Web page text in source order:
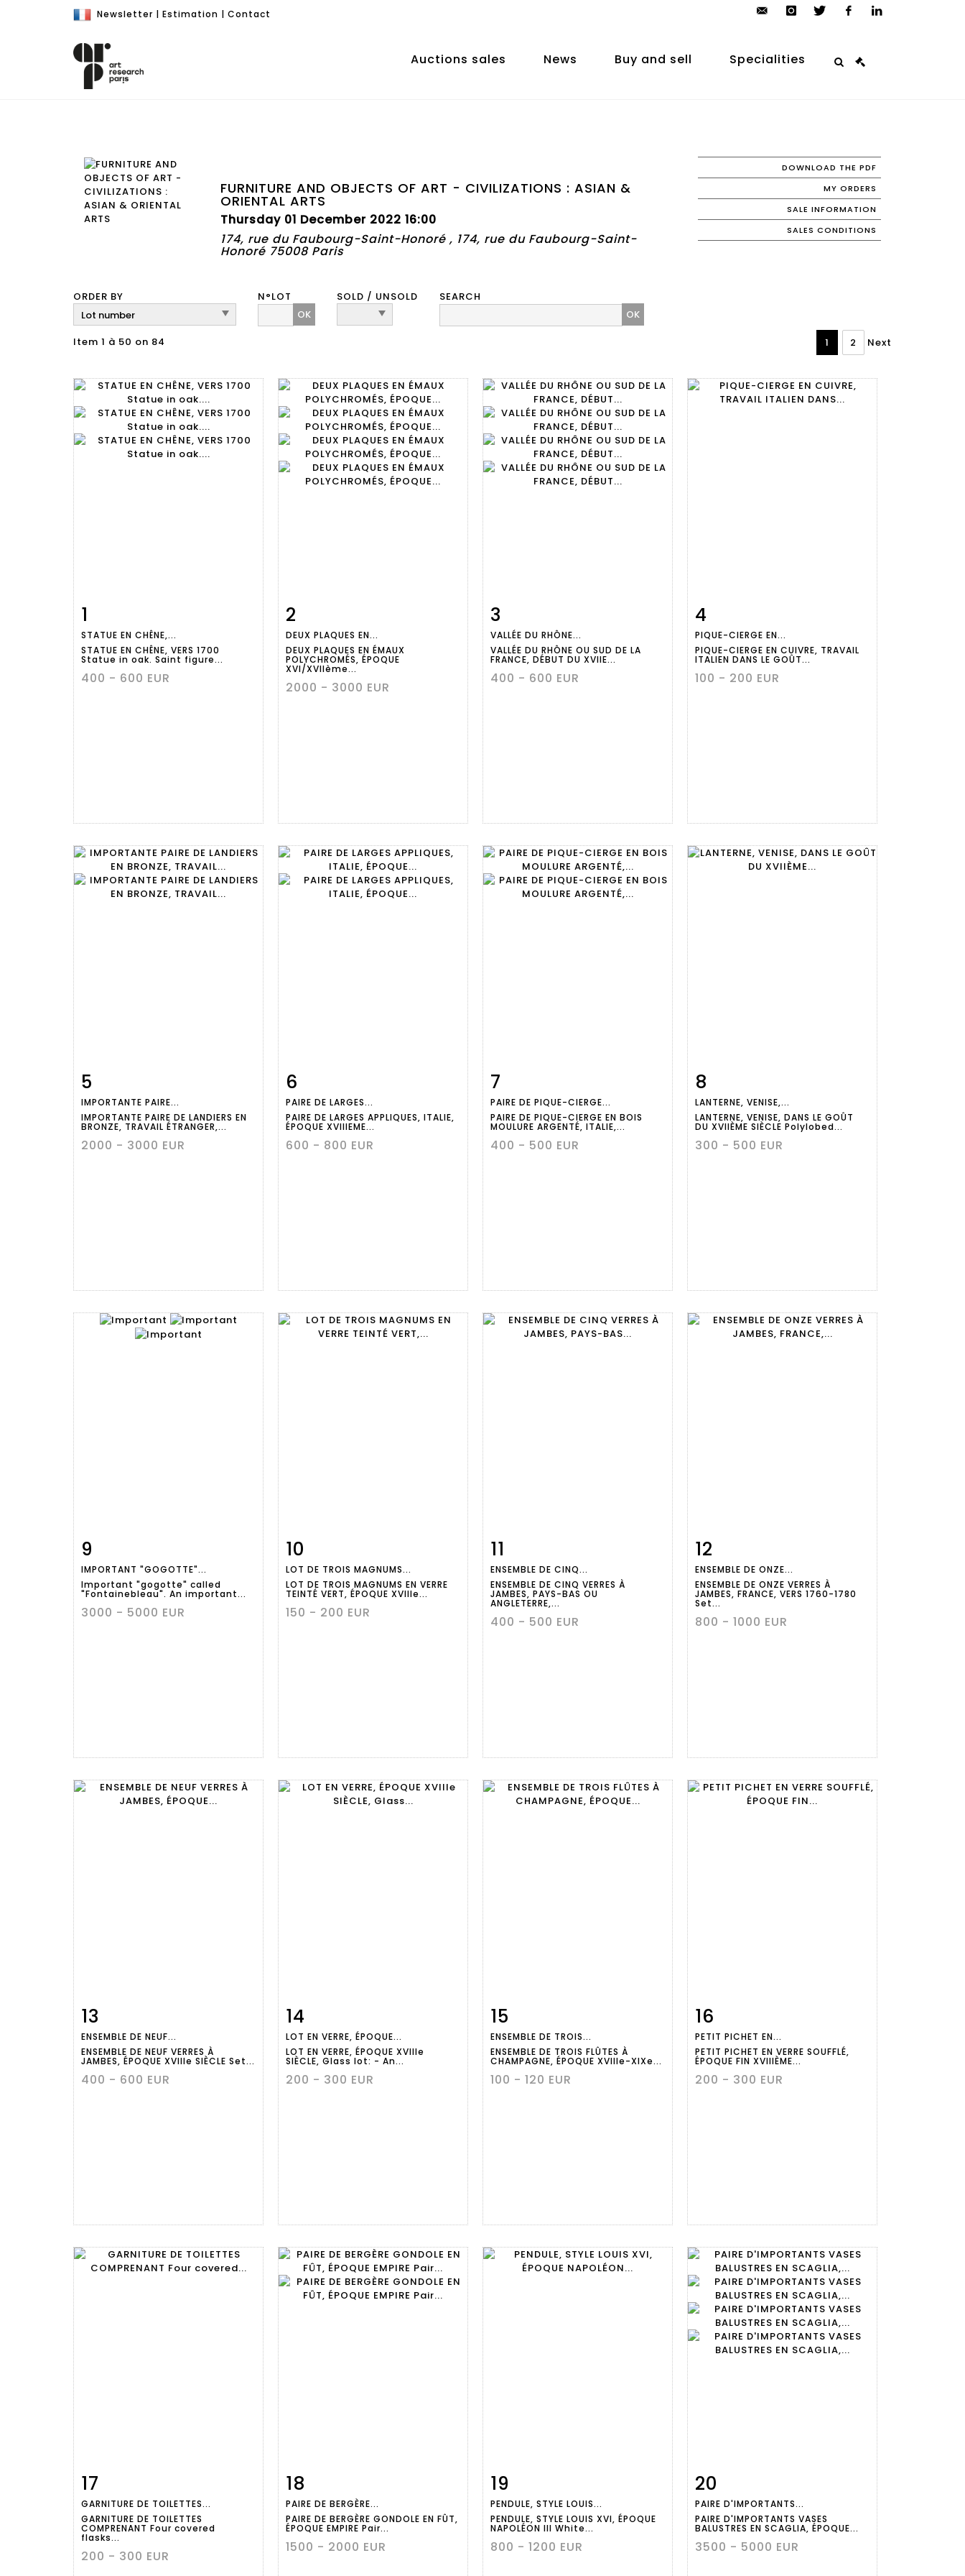
Newsletter | Estimation | Contact
auction.com
Auctions sales News Buy and sell Specialities
FURNITURE AND OBJECTS OF ART - CIVILIZATIONS : ASIAN &
ORIENTAL ARTS
Thursday 01 December 2022 16:00
174, rue du Faubourg-Saint-Honoré , 174, rue du Faubourg-Saint-
Honoré 75008 Paris
DOWNLOAD THE PDF
MY ORDERS
SALE INFORMATION
SALES CONDITIONS
ORDER BY
N°LOT
OK
SOLD / UNSOLD SEARCH
Item 1 à 50 on 84 1 2 Next
1
STATUE EN CHÊNE,...
STATUE EN CHÊNE, VERS 1700
Statue in oak. Saint figure...
400 - 600 EUR
2
DEUX PLAQUES EN...
DEUX PLAQUES EN ÉMAUX
POLYCHROMÉS, ÉPOQUE
XVI/XVIIème...
2000 - 3000 EUR
3
VALLÉE DU RHÔNE...
VALLÉE DU RHÔNE OU SUD DE LA
FRANCE, DÉBUT DU XVIIE...
400 - 600 EUR
4
PIQUE-CIERGE EN...
PIQUE-CIERGE EN CUIVRE, TRAVAIL
ITALIEN DANS LE GOÛT...
100 - 200 EUR
5
IMPORTANTE PAIRE...
IMPORTANTE PAIRE DE LANDIERS EN
BRONZE, TRAVAIL ÉTRANGER,...
2000 - 3000 EUR
6
PAIRE DE LARGES...
PAIRE DE LARGES APPLIQUES, ITALIE,
ÉPOQUE XVIIIEME...
600 - 800 EUR
7
PAIRE DE PIQUE-CIERGE...
PAIRE DE PIQUE-CIERGE EN BOIS
MOULURE ARGENTÉ, ITALIE,...
400 - 500 EUR
8
LANTERNE, VENISE,...
LANTERNE, VENISE, DANS LE GOÛT
DU XVIIÈME SIÈCLE Polylobed...
300 - 500 EUR
9
IMPORTANT "GOGOTTE"...
Important "gogotte" called
"Fontainebleau". An important...
3000 - 5000 EUR
Item detail
10
LOT DE TROIS MAGNUMS...
LOT DE TROIS MAGNUMS EN VERRE
TEINTÉ VERT, ÉPOQUE XVIIIe...
150 - 200 EUR
11
ENSEMBLE DE CINQ...
ENSEMBLE DE CINQ VERRES À
JAMBES, PAYS-BAS OU
ANGLETERRE,...
400 - 500 EUR
Item detail
12
ENSEMBLE DE ONZE...
ENSEMBLE DE ONZE VERRES À
JAMBES, FRANCE, VERS 1760-1780
Set...
800 - 1000 EUR
Item detail
13
ENSEMBLE DE NEUF...
ENSEMBLE DE NEUF VERRES À
JAMBES, ÉPOQUE XVIIIe SIÈCLE Set...
400 - 600 EUR
Item detail
14
LOT EN VERRE, ÉPOQUE...
LOT EN VERRE, ÉPOQUE XVIIIe
SIÈCLE, Glass lot: - An...
200 - 300 EUR
Item detail
15
ENSEMBLE DE TROIS...
ENSEMBLE DE TROIS FLÛTES À
CHAMPAGNE, ÉPOQUE XVIIIe-XIXe...
100 - 120 EUR
Item detail
16
PETIT PICHET EN...
PETIT PICHET EN VERRE SOUFFLÉ,
ÉPOQUE FIN XVIIIÈME...
200 - 300 EUR
Item detail
17
GARNITURE DE TOILETTES...
GARNITURE DE TOILETTES
COMPRENANT Four covered
flasks...
200 - 300 EUR
Item detail
18
PAIRE DE BERGÈRE...
PAIRE DE BERGÈRE GONDOLE EN FÛT,
ÉPOQUE EMPIRE Pair...
1500 - 2000 EUR
Item detail
19
PENDULE, STYLE LOUIS...
PENDULE, STYLE LOUIS XVI, ÉPOQUE
NAPOLÉON III White...
800 - 1200 EUR
Item detail
20
PAIRE D'IMPORTANTS...
PAIRE D'IMPORTANTS VASES
BALUSTRES EN SCAGLIA, ÉPOQUE...
3500 - 5000 EUR